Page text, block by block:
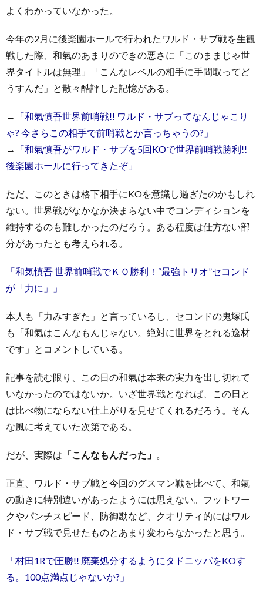
よくわかっていなかった。
今年の2月に後楽園ホールで行われたワルド・サブ戦を生観
戦した際、和氣のあまりのできの悪さに「このままじゃ世
界タイトルは無理」「こんなレベルの相手に手間取ってど
うすんだ」と散々酷評した記憶がある。
→
「和氣慎吾世界前哨戦!! ワルド・サブってなんじゃこり
ゃ? 今さらこの相手で前哨戦とか言っちゃうの?」
→
「和氣慎吾がワルド・サブを5回KOで世界前哨戦勝利!!
後楽園ホールに行ってきたぞ」
ただ、このときは格下相手にKOを意識し過ぎたのかもしれ
ない。世界戦がなかなか決まらない中でコンディションを
維持するのも難しかったのだろう。ある程度は仕方ない部
分があったとも考えられる。
「和気慎吾 世界前哨戦でＫＯ勝利！“最強トリオ”セコンド
が「力に」」
本人も「力みすぎた」と言っているし、セコンドの鬼塚氏
も「和氣はこんなもんじゃない。絶対に世界をとれる逸材
です」とコメントしている。
記事を読む限り、この日の和氣は本来の実力を出し切れて
いなかったのではないか。いざ世界戦となれば、この日と
は比べ物にならない仕上がりを見せてくれるだろう。そん
な風に考えていた次第である。
だが、実際は 「こんなもんだった」
正直、ワルド・サブ戦と今回のグスマン戦を比べて、和氣
の動きに特別違いがあったようには思えない。フットワー
クやパンチスピード、防御勘など、クオリティ的にはワル
ド・サブ戦で見せたものとあまり変わらなかったと思う。
「村田1Rで圧勝!! 廃棄処分するようにタドニッパをKOす
る。100点満点じゃないか?」